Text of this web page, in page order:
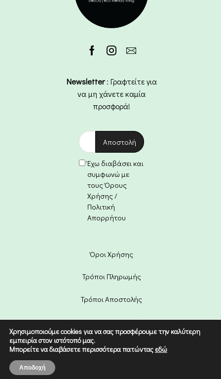
Newsletter: Γραφτείτε για
να μη χάνετε καμία
προσφορά!
Έχω διαβάσει και
συμφωνώ με
τους Όρους
Χρήσης /
Πολιτική
Απορρήτου
Όροι Χρήσης
Τρόποι Πληρωμής
Τρόποι Αποστολής
Πολιτική Επιστροφών
Copyright © 2022 Etico. Designed
Home
Χρησιμοποιούμε cookies για να σας προσφέρουμε την καλύτερη
εμπειρία στον ιστότοπό μας.
Μπορείτε να διαβάσετε περισσότερα πατώντας εδώ
Αποδοχή